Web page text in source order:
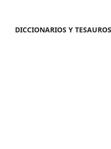
DICCIONARIOS Y TESAUROS